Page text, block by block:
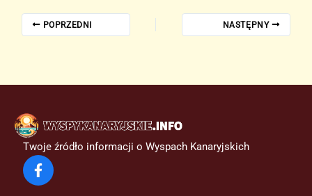
POPRZEDNI NASTĘPNY
Twoje źródło informacji o Wyspach Kanaryjskich